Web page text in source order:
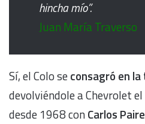
hincha mío”.
Juan María Traverso
Sí, el Colo seconsagró en
devolviéndole a Chevrolet
desde 1968 conCarlos